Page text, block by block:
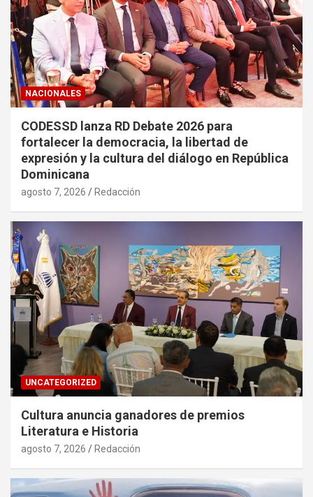
NACIONALES
CODESSD lanza RD Debate 2026 para
fortalecer la democracia, la libertad de
expresión y la cultura del diálogo en República
Dominicana
agosto 7, 2026 Redacción
UNCATEGORIZED
Cultura anuncia ganadores de premios
Literatura e Historia
agosto 7, 2026 Redacción